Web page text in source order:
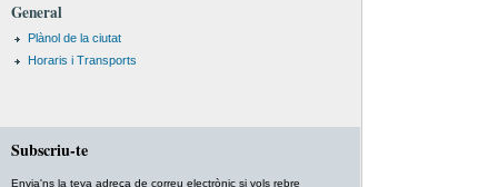
General
Plànol de la ciutat
Horaris i Transports
Subscriu-te
Envia'ns la teva adreça de correu electrònic si vols rebre